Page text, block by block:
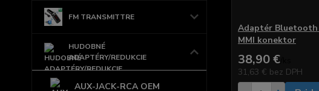
FM TRANSMITTRE
HUDOBNÉ
ADAPTÉRY/REDUKCIE
AUX-JACK-RCA OEM
Adaptér Bluetooth
MMI konektor
38,90 €/
31,63 € bez DPH